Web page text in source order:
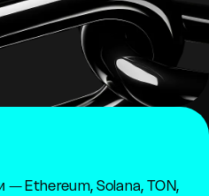
— Ethereum, Solana, TON,